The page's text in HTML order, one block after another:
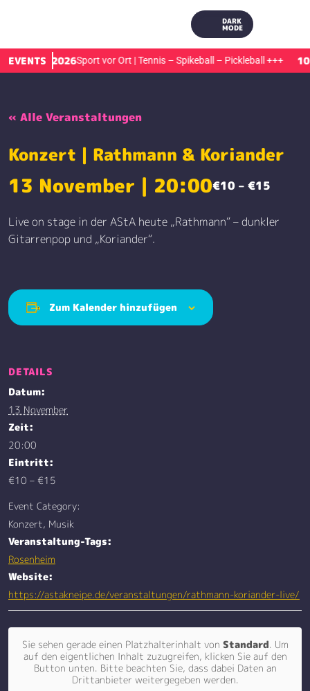
DARK
MODE
EVENTS
10.8.2026Sport vor Ort | Tennis – Spikeball – Pickleball+++
« Alle Veranstaltungen
Konzert | Rathmann & Koriander
13 November | 20:00€10 – €15
Live on stage in der AStA heute „Rathmann“ – dunkler
Gitarrenpop und „Koriander“.
Zum Kalender hinzufügen
DETAILS
Datum:
13 November
Zeit:
20:00
Eintritt:
€10 – €15
Event Category:
Konzert, Musik
Veranstaltung-Tags:
Rosenheim
Website:
https://astakneipe.de/veranstaltungen/rathmann-koriander-live/
Sie sehen gerade einen Platzhalterinhalt von Standard. Um
auf den eigentlichen Inhalt zuzugreifen, klicken Sie auf den
Button unten. Bitte beachten Sie, dass dabei Daten an
Drittanbieter weitergegeben werden.